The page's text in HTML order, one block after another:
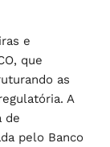
e
que
as
A
de
pelo Banco